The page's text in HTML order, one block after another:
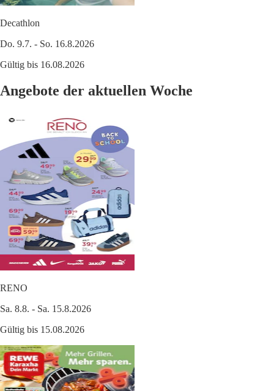
Decathlon
Do. 9.7. - So. 16.8.2026
Gültig bis 16.08.2026
Angebote der aktuellen Woche
RENO
Sa. 8.8. - Sa. 15.8.2026
Gültig bis 15.08.2026